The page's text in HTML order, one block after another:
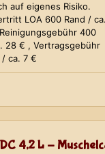
auf eigenes Risiko.
LOA 600 Rand / ca.
400
28 € , Vertragsgebühr
/ ca. 7 €
4,2 L -